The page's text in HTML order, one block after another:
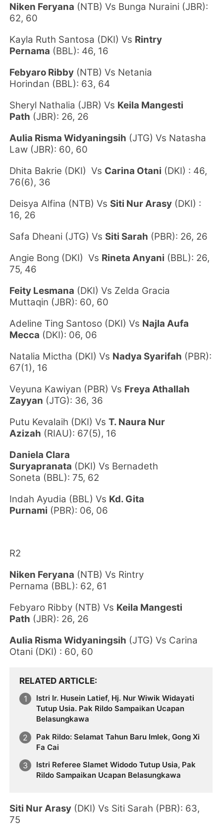
Niken Feryana (NTB) Vs Bunga Nuraini (JBR):
62, 60
Kayla Ruth Santosa (DKI) Vs Rintry
Pernama (BBL): 46, 16
Febyaro Ribby (NTB) Vs Netania
Horindan (BBL): 63, 64
Sheryl Nathalia (JBR) Vs Keila Mangesti
Path (JBR): 26, 26
Aulia Risma Widyaningsih (JTG) Vs Natasha
Law (JBR): 60, 60
Dhita Bakrie (DKI) Vs Carina Otani (DKI) : 46,
76(6), 36
Deisya Alfina (NTB) Vs Siti Nur Arasy (DKI) :
16, 26
Safa Dheani (JTG) Vs Siti Sarah (PBR): 26, 26
Angie Bong (DKI) Vs Rineta Anyani (BBL): 26,
75, 46
Feity Lesmana (DKI) Vs Zelda Gracia
Muttaqin (JBR): 60, 60
Adeline Ting Santoso (DKI) Vs Najla Aufa
Mecca (DKI): 06, 06
Natalia Mictha (DKI) Vs Nadya Syarifah (PBR):
67(1), 16
Veyuna Kawiyan (PBR) Vs Freya Athallah
Zayyan (JTG): 36, 36
Putu Kevalaih (DKI) VsT. Naura Nur
Azizah (RIAU): 67(5), 16
Daniela Clara
Suryapranata (DKI) Vs Bernadeth
Soneta (BBL): 75, 62
Indah Ayudia (BBL) Vs Kd. Gita
Purnami (PBR): 06, 06
R2
Niken Feryana (NTB)Vs Rintry
Pernama (BBL): 62, 61
Febyaro Ribby (NTB) Vs Keila Mangesti
Path (JBR): 26, 26
Aulia Risma Widyaningsih (JTG)Vs Carina
Otani (DKI) : 60, 60
RELATED ARTICLE
Istri Ir. Husein Latief, Hj. Nur Wiwik Widayati
Tutup Usia. Pak Rildo Sampaikan Ucapan
Belasungkawa
Pak Rildo: Selamat Tahun Baru Imlek, Gong Xi
Fa Cai
Istri Referee Slamet Widodo Tutup Usia, Pak
Rildo Sampaikan Ucapan Belasungkawa
Siti Nur Arasy (DKI)Vs Siti Sarah (PBR): 63,
75